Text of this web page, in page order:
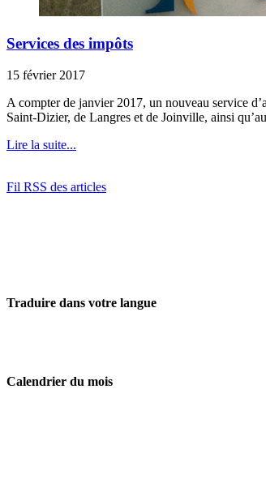
Services des impôts
15 février 2017
A compter de janvier 2017, un nouveau service
Saint-Dizier, de Langres et de Joinville, ainsi
Lire la suite...
Fil RSS des articles
Traduire dans votre langue
Calendrier du mois